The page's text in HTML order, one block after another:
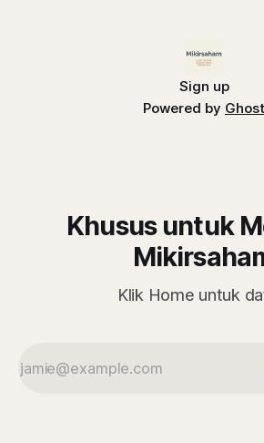
Sign up
Powered by Ghost
Khusus untuk
Klik Home untuk